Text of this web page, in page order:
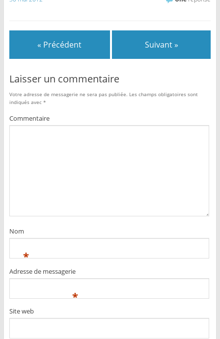
« Précédent Suivant »
Laisser un commentaire
Votre adresse de messagerie ne sera pas publiée. Les champs obligatoires sont
indiqués avec *
Commentaire
Nom
*
Adresse de messagerie
*
Site web